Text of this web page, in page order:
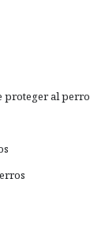
proteger al perro